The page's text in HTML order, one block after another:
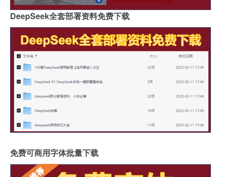
DeepSeek全套部署资料免费下载
免费可商用字体批量下载